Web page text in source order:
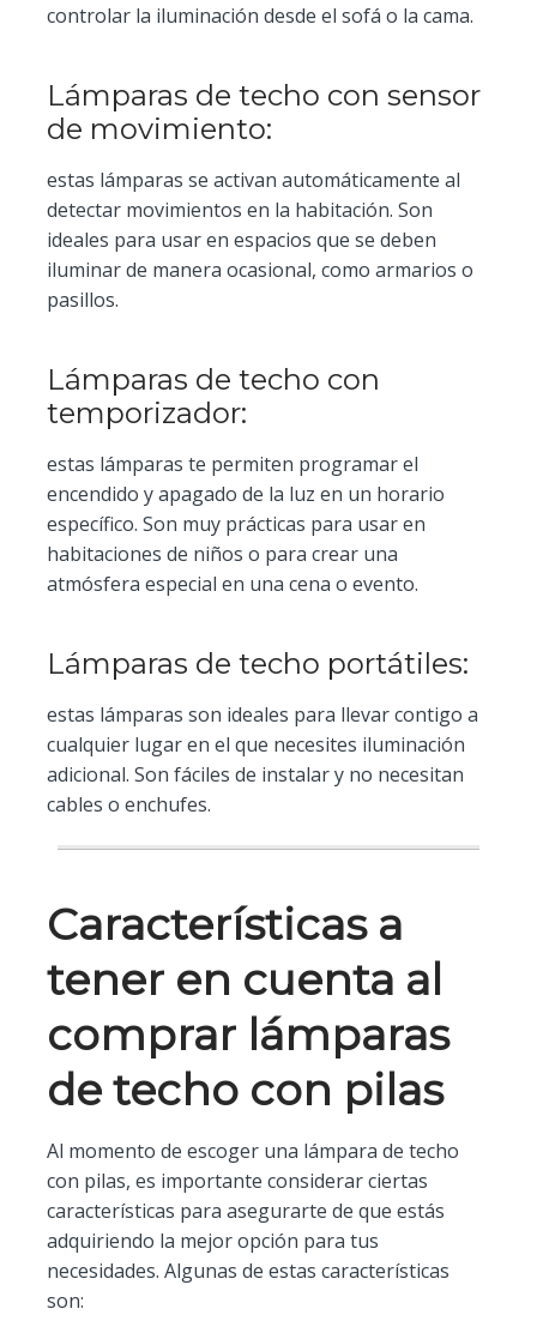
controlar la iluminación desde el sofá o la cama.
Lámparas de techo con sensor
de movimiento:
estas lámparas se activan automáticamente al
detectar movimientos en la habitación. Son
ideales para usar en espacios que se deben
iluminar de manera ocasional, como armarios o
pasillos.
Lámparas de techo con
temporizador:
estas lámparas te permiten programar el
encendido y apagado de la luz en un horario
específico. Son muy prácticas para usar en
habitaciones de niños o para crear una
atmósfera especial en una cena o evento.
Lámparas de techo portátiles:
estas lámparas son ideales para llevar contigo a
cualquier lugar en el que necesites iluminación
adicional. Son fáciles de instalar y no necesitan
cables o enchufes.
Características a
tener en cuenta al
comprar lámparas
de techo con pilas
Al momento de escoger una lámpara de techo
con pilas, es importante considerar ciertas
características para asegurarte de que estás
adquiriendo la mejor opción para tus
necesidades. Algunas de estas características
son: